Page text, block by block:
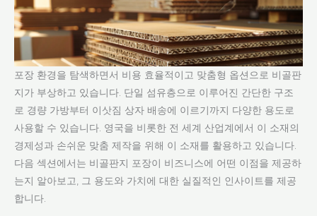
포장 환경을 탐색하면서 비용 효율적이고 맞춤형 옵션으로 비골판
지가 부상하고 있습니다. 단일 섬유층으로 이루어진 간단한 구조
로 경량 가방부터 이삿짐 상자 배송에 이르기까지 다양한 용도로
사용할 수 있습니다. 영국을 비롯한 전 세계 산업계에서 이 소재의
경제성과 손쉬운 맞춤 제작을 위해 이 소재를 활용하고 있습니다.
다음 섹션에서는 비골판지 포장이 비즈니스에 어떤 이점을 제공하
는지 알아보고, 그 용도와 가치에 대한 실질적인 인사이트를 제공
합니다.